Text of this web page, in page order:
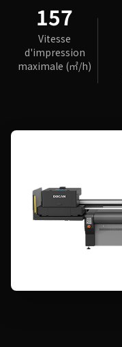
157
Vitesse
d'impression
maximale (㎡/h)